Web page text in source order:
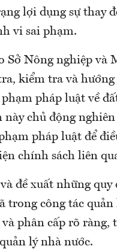
lợi dụng sự thay
vi sai phạm.
Sở Nông nghiệp và
kiểm tra và
pháp luật về
chủ động
pháp luật để
chính sách liên
đề xuất những quy
trong công tác
phân cấp rõ
lý nhà nước.